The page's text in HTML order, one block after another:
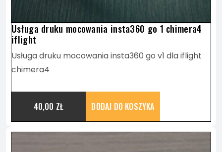
WYBRAĆ
STRONIE
PRODUKTU
Usługa druku mocowania insta360 go 1 chimera4
iflight
Usługa druku mocowania insta360 go v1 dla iflight
chimera4
40,00 ZŁ DODAJ DO KOSZYKA